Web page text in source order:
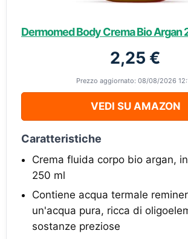
Dermomed Body Crema Bio Argan
2,25 €
Prezzo aggiornato: 08/08/2026
VEDI SU AMAZON
Caratteristiche
Crema fluida corpo bio argan,
250 ml
Contiene acqua termale
un'acqua pura, ricca di
sostanze preziose